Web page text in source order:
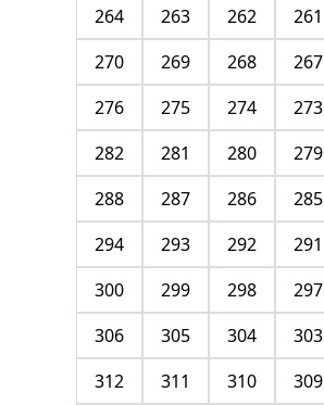
261
262
263
264
267
268
269
270
273
274
275
276
279
280
281
282
285
286
287
288
291
292
293
294
297
298
299
300
303
304
305
306
309
310
311
312